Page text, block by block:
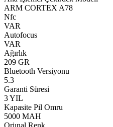
ARM CORTEX A78
Nfc
VAR
Autofocus
VAR
Ağırlık
209 GR
Bluetooth Versiyonu
5.3
Garanti Süresi
3 YIL
Kapasite Pil Omru
5000 MAH
Orjınal Renk